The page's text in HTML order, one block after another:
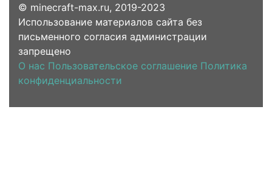
© minecraft-max.ru, 2019-2023
Использование материалов сайта без
письменного согласия администрации
запрещено
О нас Пользовательское соглашение Политика
конфиденциальности